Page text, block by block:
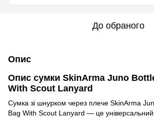
До обраного
Опис
Опис сумки SkinArma Juno
With Scout Lanyard
Сумка зі шнурком через плече SkinArma
Bag With Scout Lanyard — це універсальний